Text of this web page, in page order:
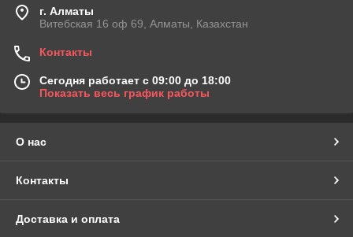
г. Алматы
Витебская 16 оф 69, Алматы, Казахстан
Контакты
Сегодня работает с 09:00 до 18:00
Показать весь график работы
О нас
Контакты
Доставка и оплата